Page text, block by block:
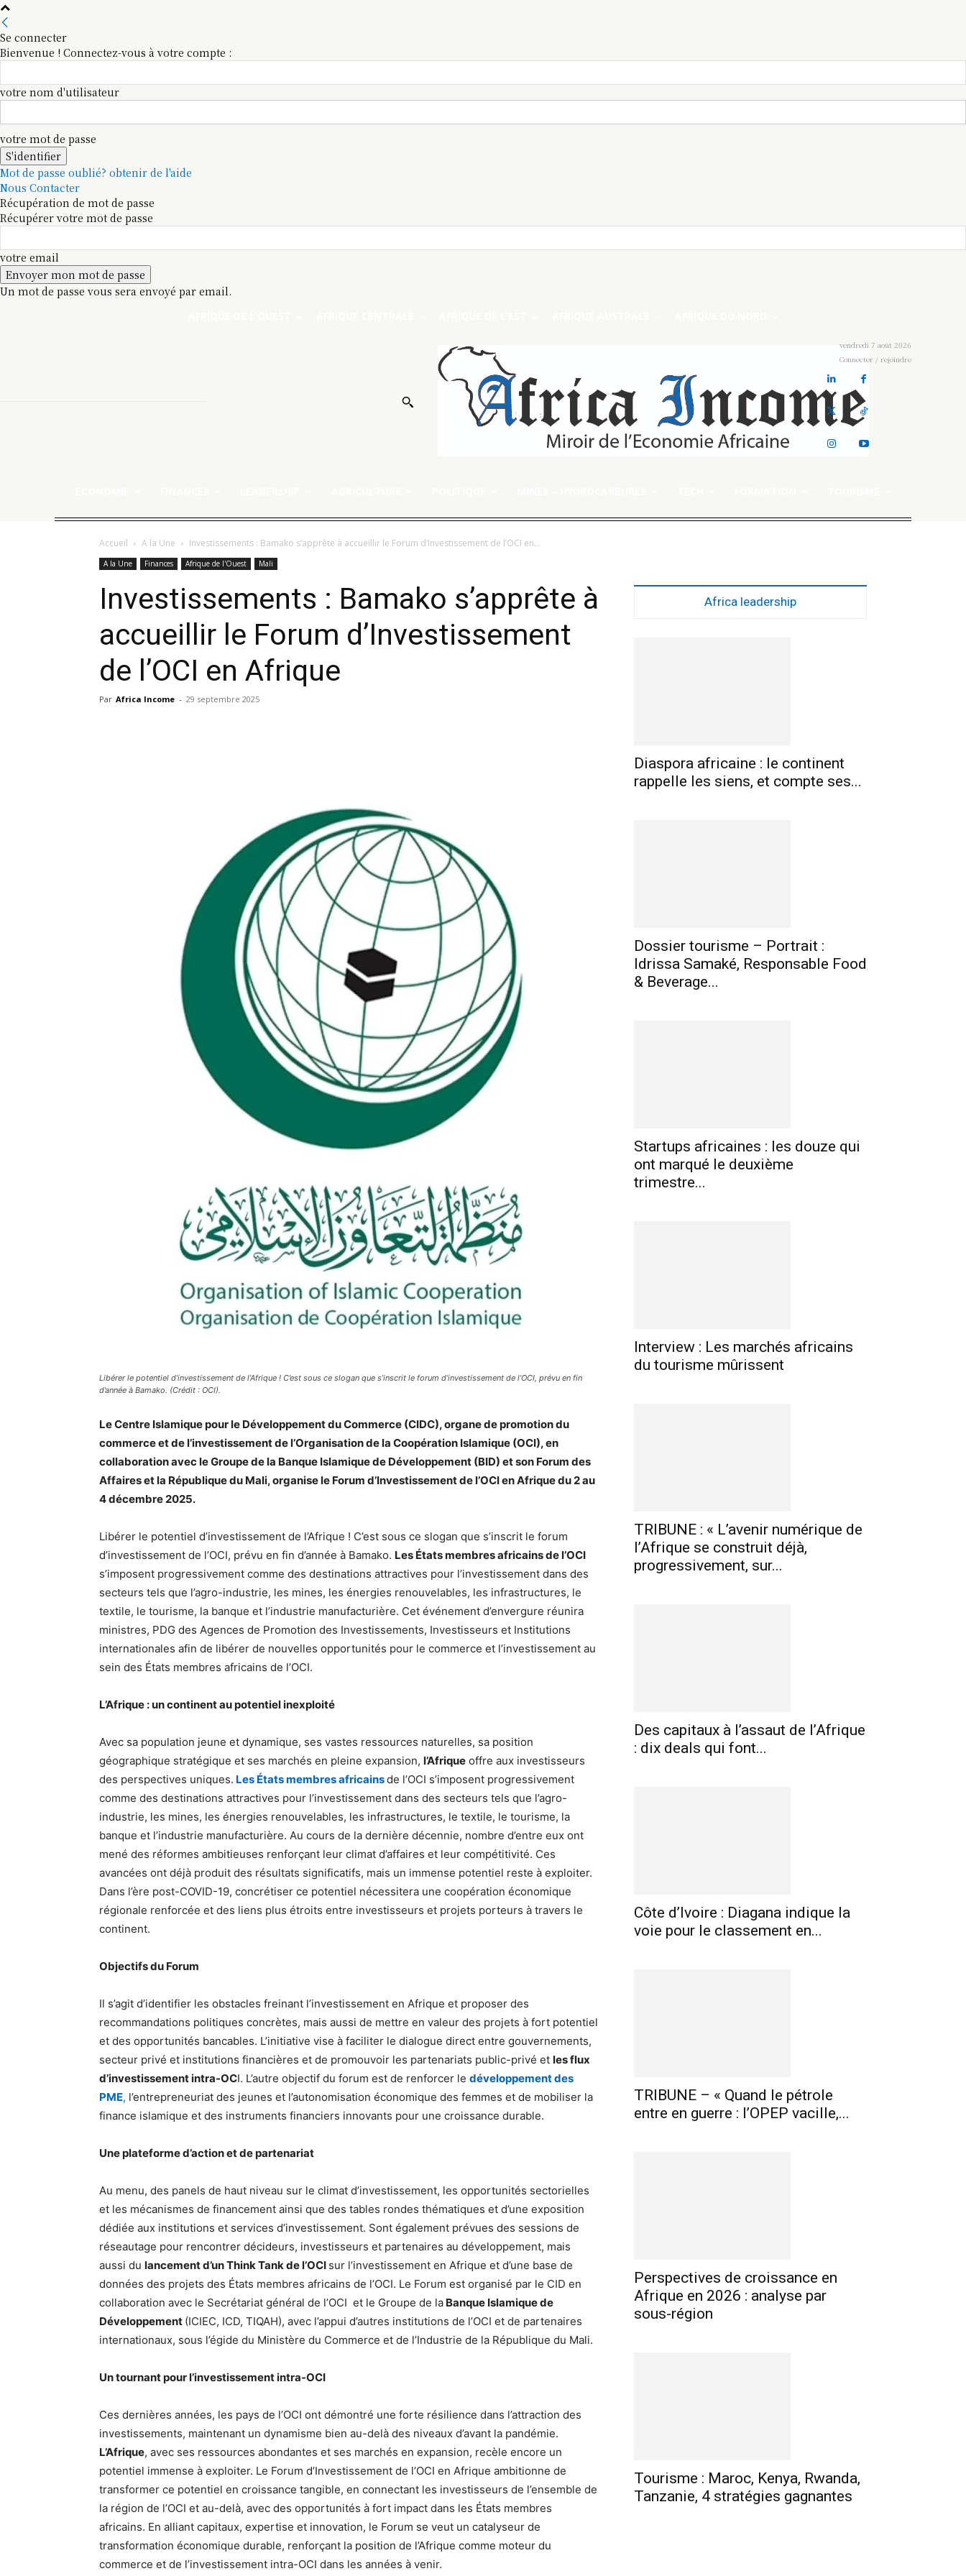
Se connecter
Bienvenue ! Connectez-vous à votre compte :
votre nom d'utilisateur
votre mot de passe
Mot de passe oublié? obtenir de l'aide
Nous Contacter
Récupération de mot de passe
Récupérer votre mot de passe
votre email
Un mot de passe vous sera envoyé par email.
vendredi 7 août 2026
Connecter / rejoindre
Accueil A la Une Investissements : Bamako s’apprête à accueillir le Forum d’Investissement de l’OCI en...
A la Une Finances Afrique de l'Ouest Mali
Investissements : Bamako s’apprête à
accueillir le Forum d’Investissement
de l’OCI en Afrique
Par Africa Income - 29 septembre 2025
Libérer le potentiel d’investissement de l’Afrique ! C’est sous ce slogan que s’inscrit le forum d’investissement de l’OCI, prévu en fin
d’année à Bamako. (Crédit : OCI).
Le Centre Islamique pour le Développement du Commerce (CIDC), organe de promotion du
commerce et de l’investissement de l’Organisation de la Coopération Islamique (OCI), en
collaboration avec le Groupe de la Banque Islamique de Développement (BID) et son Forum des
Affaires et la République du Mali, organise le Forum d’Investissement de l’OCI en Afrique du 2 au
4 décembre 2025.
Libérer le potentiel d’investissement de l’Afrique ! C’est sous ce slogan que s’inscrit le forum
d’investissement de l’OCI, prévu en fin d’année à Bamako. Les États membres africains de l’OCI
s’imposent progressivement comme des destinations attractives pour l’investissement dans des
secteurs tels que l’agro-industrie, les mines, les énergies renouvelables, les infrastructures, le
textile, le tourisme, la banque et l’industrie manufacturière. Cet événement d’envergure réunira
ministres, PDG des Agences de Promotion des Investissements, Investisseurs et Institutions
internationales afin de libérer de nouvelles opportunités pour le commerce et l’investissement au
sein des États membres africains de l’OCI.
L’Afrique : un continent au potentiel inexploité
Avec sa population jeune et dynamique, ses vastes ressources naturelles, sa position
géographique stratégique et ses marchés en pleine expansion, l’Afrique offre aux investisseurs
des perspectives uniques. Les États membres africainsde l’OCI s’imposent progressivement
comme des destinations attractives pour l’investissement dans des secteurs tels que l’agro-
industrie, les mines, les énergies renouvelables, les infrastructures, le textile, le tourisme, la
banque et l’industrie manufacturière. Au cours de la dernière décennie, nombre d’entre eux ont
mené des réformes ambitieuses renforçant leur climat d’affaires et leur compétitivité. Ces
avancées ont déjà produit des résultats significatifs, mais un immense potentiel reste à exploiter.
Dans l’ère post-COVID-19, concrétiser ce potentiel nécessitera une coopération économique
régionale renforcée et des liens plus étroits entre investisseurs et projets porteurs à travers le
continent.
Objectifs du Forum
Il s’agit d’identifier les obstacles freinant l’investissement en Afrique et proposer des
recommandations politiques concrètes, mais aussi de mettre en valeur des projets à fort potentiel
et des opportunités bancables. L’initiative vise à faciliter le dialogue direct entre gouvernements,
secteur privé et institutions financières et de promouvoir les partenariats public-privé et les flux
d’investissement intra-OCI. L’autre objectif du forum est de renforcer le développement des
PME, l’entrepreneuriat des jeunes et l’autonomisation économique des femmes et de mobiliser la
finance islamique et des instruments financiers innovants pour une croissance durable.
Une plateforme d’action et de partenariat
Au menu, des panels de haut niveau sur le climat d’investissement, les opportunités sectorielles
et les mécanismes de financement ainsi que des tables rondes thématiques et d’une exposition
dédiée aux institutions et services d’investissement. Sont également prévues des sessions de
réseautage pour rencontrer décideurs, investisseurs et partenaires au développement, mais
aussi du lancement d’un Think Tank de l’OCI sur l’investissement en Afrique et d’une base de
données des projets des États membres africains de l’OCI. Le Forum est organisé par le CID en
collaboration avec le Secrétariat général de l’OCI et le Groupe de la Banque Islamique de
Développement (ICIEC, ICD, TIQAH), avec l’appui d’autres institutions de l’OCI et de partenaires
internationaux, sous l’égide du Ministère du Commerce et de l’Industrie de la République du Mali.
Un tournant pour l’investissement intra-OCI
Ces dernières années, les pays de l’OCI ont démontré une forte résilience dans l’attraction des
investissements, maintenant un dynamisme bien au-delà des niveaux d’avant la pandémie.
L’Afrique, avec ses ressources abondantes et ses marchés en expansion, recèle encore un
potentiel immense à exploiter. Le Forum d’Investissement de l’OCI en Afrique ambitionne de
transformer ce potentiel en croissance tangible, en connectant les investisseurs de l’ensemble de
la région de l’OCI et au-delà, avec des opportunités à fort impact dans les États membres
africains. En alliant capitaux, expertise et innovation, le Forum se veut un catalyseur de
transformation économique durable, renforçant la position de l’Afrique comme moteur du
commerce et de l’investissement intra-OCI dans les années à venir.
Africa leadership
Diaspora africaine : le continent
rappelle les siens, et compte ses...
Dossier tourisme – Portrait :
Idrissa Samaké, Responsable Food
& Beverage...
Startups africaines : les douze qui
ont marqué le deuxième
trimestre...
Interview : Les marchés africains
du tourisme mûrissent
TRIBUNE : « L’avenir numérique de
l’Afrique se construit déjà,
progressivement, sur...
Des capitaux à l’assaut de l’Afrique
: dix deals qui font...
Côte d’Ivoire : Diagana indique la
voie pour le classement en...
TRIBUNE – « Quand le pétrole
entre en guerre : l’OPEP vacille,...
Perspectives de croissance en
Afrique en 2026 : analyse par
sous-région
Tourisme : Maroc, Kenya, Rwanda,
Tanzanie, 4 stratégies gagnantes